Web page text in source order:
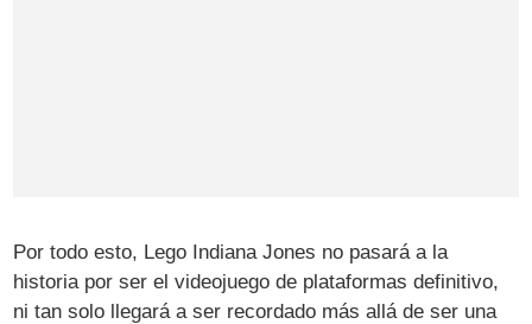
Por todo esto, Lego Indiana Jones no pasará a la
historia por ser el videojuego de plataformas definitivo,
ni tan solo llegará a ser recordado más allá de ser una